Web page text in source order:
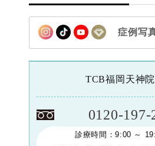
症例写
TCB福岡天神院
0120-197-
診療時間：9:00 ～